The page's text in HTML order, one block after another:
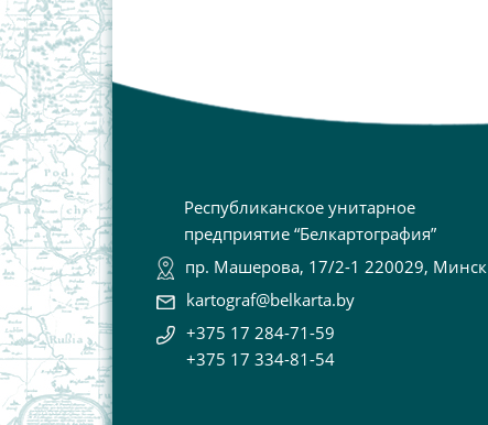
Республиканское унитарное
предприятие “Белкартография”
пр. Машерова, 17/2-1 220029, Минск
kartograf@belkarta.by
+375 17 284-71-59
+375 17 334-81-54